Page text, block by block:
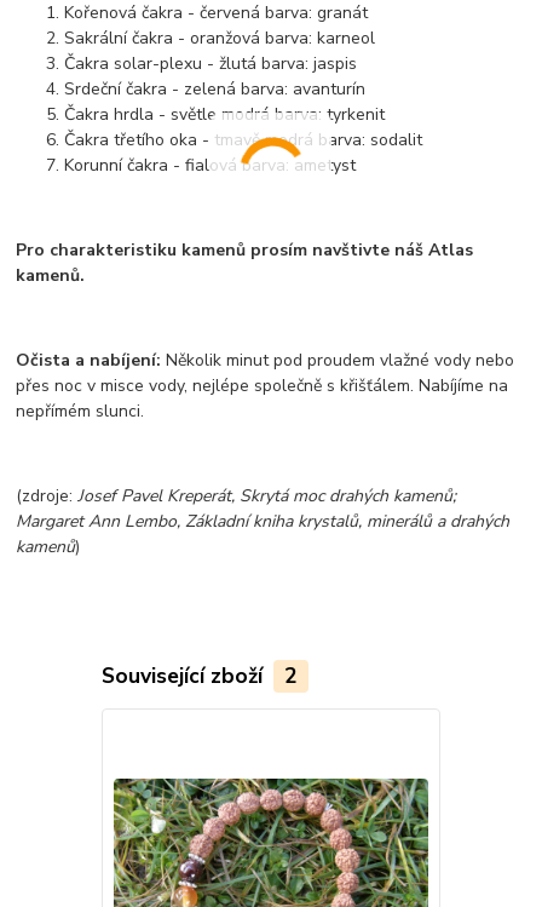
Kořenová čakra - červená barva: granát
Sakrální čakra - oranžová barva: karneol
Čakra solar-plexu - žlutá barva: jaspis
Srdeční čakra - zelená barva: avanturín
Čakra hrdla - světle modrá barva: tyrkenit
Čakra třetího oka - tmavě modrá barva: sodalit
Korunní čakra - fialová barva: ametyst
Pro charakteristiku kamenů prosím navštivte náš Atlas
kamenů.
Očista a nabíjení: Několik minut pod proudem vlažné vody nebo
přes noc v misce vody, nejlépe společně s křišťálem. Nabíjíme na
nepřímém slunci.
(zdroje:Josef Pavel Kreperát, Skrytá moc drahých kamenů;
Margaret Ann Lembo, Základní kniha krystalů, minerálů a drahých
kamenů)
Související zboží 2